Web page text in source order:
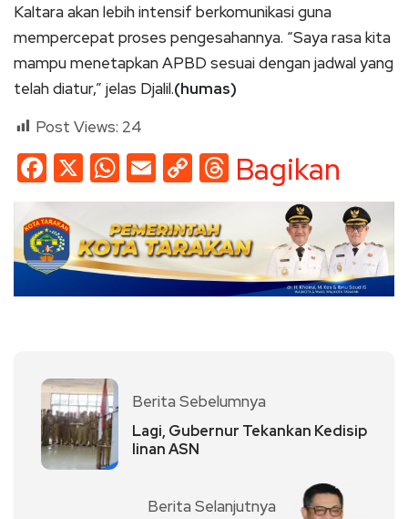
Kaltara akan lebih intensif berkomunikasi guna
mempercepat proses pengesahannya. “Saya rasa kita
mampu menetapkan APBD sesuai dengan jadwal yang
telah diatur,” jelas Djalil.(humas)
Post Views: 24
Facebook
X WhatsApp
EmailCopy
Link
Threads
Bagikan
Berita Sebelumnya
Lagi, Gubernur Tekankan Kedisip
linan ASN
Berita Selanjutnya